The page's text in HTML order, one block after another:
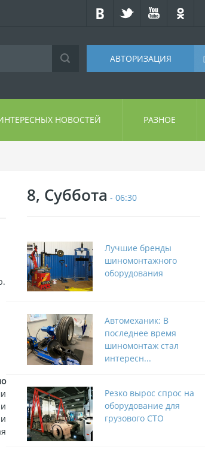
АВТОРИЗАЦИЯ
НОВОСТЕЙ РАЗНОЕ
8, Суббота - 06:30
Лучшие бренды
шиномонтажного
оборудования
Автомеханик: В
последнее время
шиномонтаж стал
интересн...
Резко вырос спрос на
оборудование для
грузового СТО